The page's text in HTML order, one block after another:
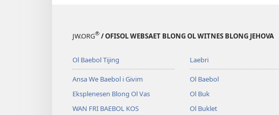
JW.ORG® / OFISOL WEBSAET BLONG OL WITNES BLONG JEHOVA
Ol Baebol Tijing
Ansa We Baebol i Givim
Eksplenesen Blong Ol Vas
WAN FRI BAEBOL KOS
Laebri
Ol Baebol
Ol Buk
Ol Buklet